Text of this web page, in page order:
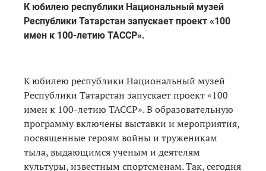
К юбилею республики Национальный музей
Республики Татарстан запускает проект «100
имен к 100-летию ТАССР».
К юбилею республики Национальный музей
Республики Татарстан запускает проект «100
имен к 100-летию ТАССР». В образовательную
программу включены выставки и мероприятия,
посвященные героям войны и труженикам
тыла, выдающимся ученым и деятелям
культуры, известным спортсменам. Так, сегодня